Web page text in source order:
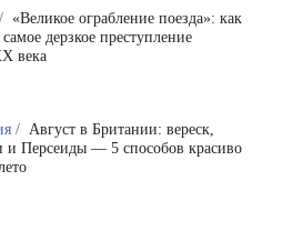
«Великое ограбление поезда»: как
дерзкое преступление
века
/ Август в Британии: вереск,
и Персеиды — 5 способов красиво